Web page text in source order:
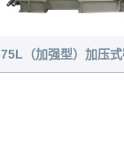
75L（加强型）加压